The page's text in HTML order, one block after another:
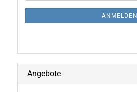
ANMELDEN
Angebote